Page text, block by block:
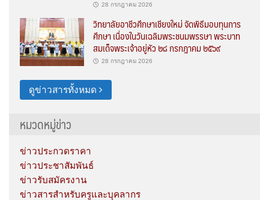
28 กรกฎาคม 2026
วิทยาลัยอาชีวศึกษาเชียงใหม่ จัดพิธีมอบทุนการ
ศึกษา เนื่องในวันเฉลิมพระชนมพรรษา พระบาท
สมเด็จพระเจ้าอยู่หัว ๒๘ กรกฎาคม ๒๕๖๙
28 กรกฎาคม 2026
ดูข่าวสารทั้งหมด
หมวดหมู่ข่าว
ข่าวประกวดราคา
ข่าวประชาสัมพันธ์
ข่าวรับสมัครงาน
ข่าวสารสำหรับครูและบุคลากร